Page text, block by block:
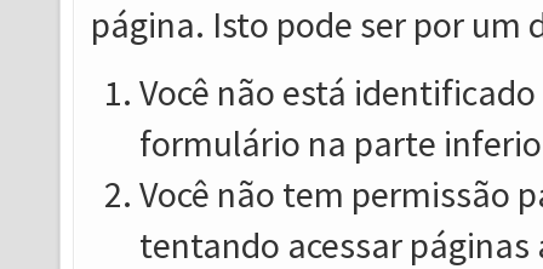
página. Isto pode ser por um
Você não está
formulário na parte
Você não tem permissão
tentando acessar